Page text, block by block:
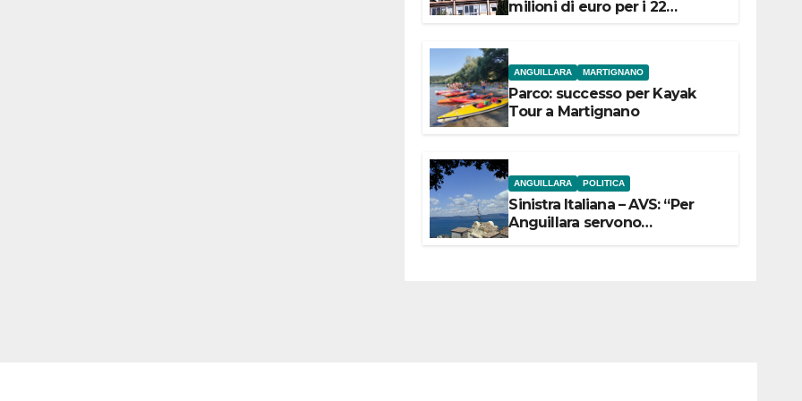
milioni di euro per i 22
ANGUILLARA MARTIGNANO
Parco: successo per Kayak
Tour a Martignano
ANGUILLARA POLITICA
Sinistra Italiana – AVS: “Per
Anguillara servono